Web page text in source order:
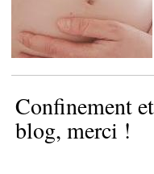
Confinement
blog, merci !